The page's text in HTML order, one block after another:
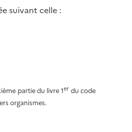
suivant celle :
partie du livre 1er du code
organismes.